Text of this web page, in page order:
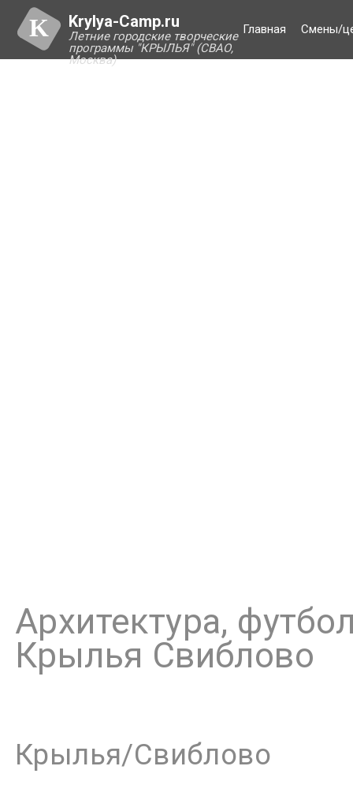
K Krylya-Camp.ru
Летние городские творческие
программы "КРЫЛЬЯ" (СВАО,
Москва)
Главная Смены/
Архитектура,
Крылья Свиблово
Крылья/Свиблово